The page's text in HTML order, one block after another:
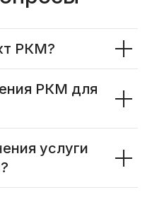
РКМ?
РКМ для
услуги